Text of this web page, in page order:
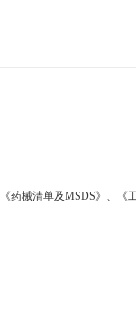
药械清单及MSDS》、《